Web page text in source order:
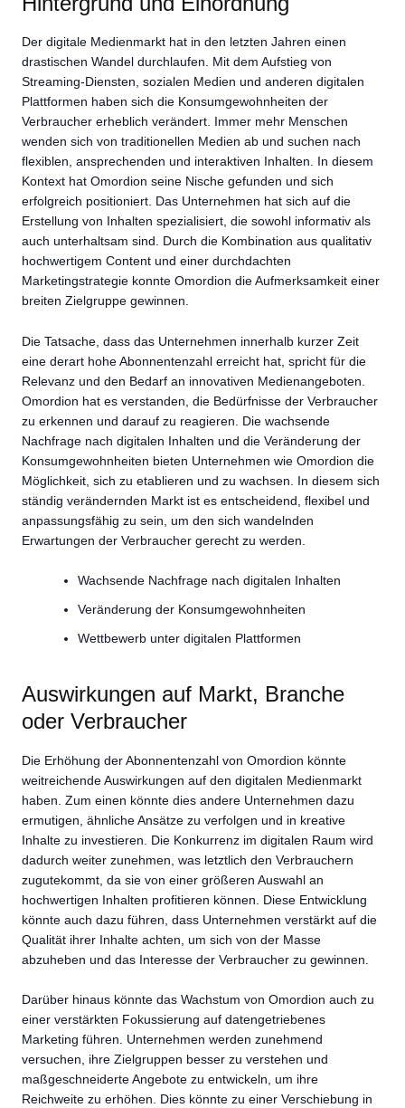
Der digitale Medienmarkt hat in den letzten Jahren einen
drastischen Wandel durchlaufen. Mit dem Aufstieg von
Streaming-Diensten, sozialen Medien und anderen digitalen
Plattformen haben sich die Konsumgewohnheiten der
Verbraucher erheblich verändert. Immer mehr Menschen
wenden sich von traditionellen Medien ab und suchen nach
flexiblen, ansprechenden und interaktiven Inhalten. In diesem
Kontext hat Omordion seine Nische gefunden und sich
erfolgreich positioniert. Das Unternehmen hat sich auf die
Erstellung von Inhalten spezialisiert, die sowohl informativ als
auch unterhaltsam sind. Durch die Kombination aus qualitativ
hochwertigem Content und einer durchdachten
Marketingstrategie konnte Omordion die Aufmerksamkeit einer
breiten Zielgruppe gewinnen.
Die Tatsache, dass das Unternehmen innerhalb kurzer Zeit
eine derart hohe Abonnentenzahl erreicht hat, spricht für die
Relevanz und den Bedarf an innovativen Medienangeboten.
Omordion hat es verstanden, die Bedürfnisse der Verbraucher
zu erkennen und darauf zu reagieren. Die wachsende
Nachfrage nach digitalen Inhalten und die Veränderung der
Konsumgewohnheiten bieten Unternehmen wie Omordion die
Möglichkeit, sich zu etablieren und zu wachsen. In diesem sich
ständig verändernden Markt ist es entscheidend, flexibel und
anpassungsfähig zu sein, um den sich wandelnden
Erwartungen der Verbraucher gerecht zu werden.
Wachsende Nachfrage nach digitalen Inhalten
Veränderung der Konsumgewohnheiten
Wettbewerb unter digitalen Plattformen
Auswirkungen auf Markt, Branche
oder Verbraucher
Die Erhöhung der Abonnentenzahl von Omordion könnte
weitreichende Auswirkungen auf den digitalen Medienmarkt
haben. Zum einen könnte dies andere Unternehmen dazu
ermutigen, ähnliche Ansätze zu verfolgen und in kreative
Inhalte zu investieren. Die Konkurrenz im digitalen Raum wird
dadurch weiter zunehmen, was letztlich den Verbrauchern
zugutekommt, da sie von einer größeren Auswahl an
hochwertigen Inhalten profitieren können. Diese Entwicklung
könnte auch dazu führen, dass Unternehmen verstärkt auf die
Qualität ihrer Inhalte achten, um sich von der Masse
abzuheben und das Interesse der Verbraucher zu gewinnen.
Darüber hinaus könnte das Wachstum von Omordion auch zu
einer verstärkten Fokussierung auf datengetriebenes
Marketing führen. Unternehmen werden zunehmend
versuchen, ihre Zielgruppen besser zu verstehen und
maßgeschneiderte Angebote zu entwickeln, um ihre
Reichweite zu erhöhen. Dies könnte zu einer Verschiebung in